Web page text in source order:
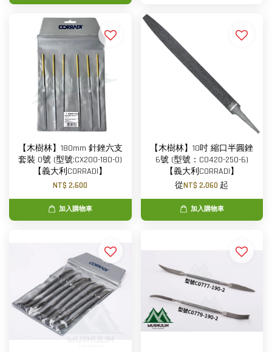
【木樹林】180mm 針銼六支
套裝 0號 (型號:CX200-180-0)
【義大利CORRADI】
NT$ 2,600
加入購物車
【木樹林】10吋 縮口半圓銼
6號 (型號：C0420-250-6)
【義大利CORRADI】
從NT$ 2,060 起
加入購物車